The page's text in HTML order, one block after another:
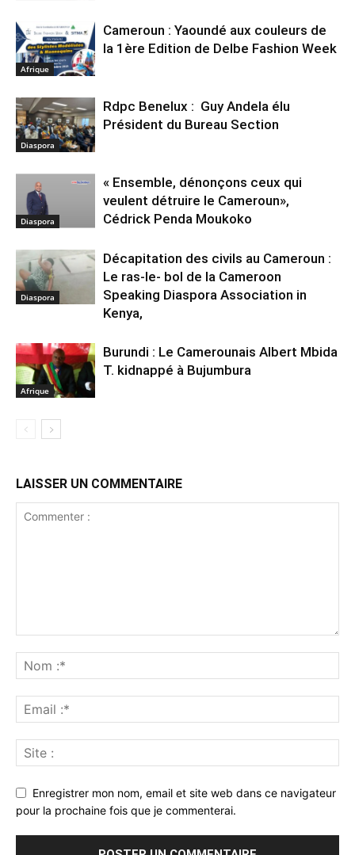
Afrique
Cameroun : Yaoundé aux couleurs de
la 1ère Edition de Delbe Fashion Week
Diaspora
Rdpc Benelux : Guy Andela élu
Président du Bureau Section
Diaspora
« Ensemble, dénonçons ceux qui
veulent détruire le Cameroun»,
Cédrick Penda Moukoko
Diaspora
Décapitation des civils au Cameroun :
Le ras-le- bol de la Cameroon
Speaking Diaspora Association in
Kenya,
Afrique
Burundi : Le Camerounais Albert Mbida
T. kidnappé à Bujumbura
LAISSER UN COMMENTAIRE
Enregistrer mon nom, email et site web dans ce navigateur
pour la prochaine fois que je commenterai.